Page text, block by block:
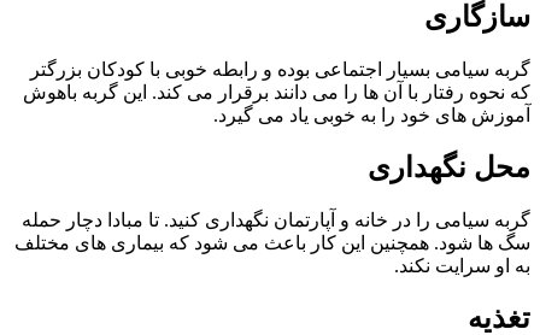
سازگاری
گربه سیامی بسیار اجتماعی بوده و رابطه خوبی با کودکان بزرگتر
که نحوه رفتار با آن ها را می دانند برقرار می کند. این گربه باهوش
آموزش های خود را به خوبی یاد می گیرد.
محل نگهداری
گربه سیامی را در خانه و آپارتمان نگهداری کنید. تا مبادا دچار حمله
سگ ها شود. همچنین این کار باعث می شود که بیماری های مختلف
به او سرایت نکند.
تغذیه